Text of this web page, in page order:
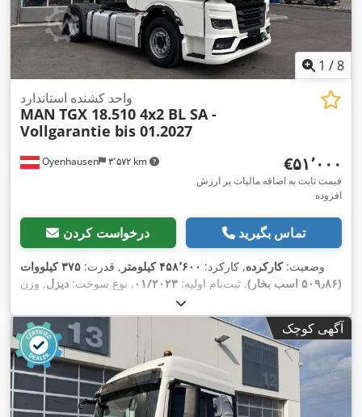
1 /8
Oyenhausen ۳٬۵۷۲ km
واحد کشنده استاندارد
MAN TGX 18.510 4x2 BL SA -
Vollgarantie bis 01.2027
‎€۵۱٬۰۰۰
قیمت ثابت به اضافه مالیات بر ارزش
افزوده
درخواست کردن تماس بگیرید
وضعیت:کارکرده, کارکرد: ۴۵۸٬۶۰۰ کیلومتر , قدرت:
۳۷۵ کیلووات
(۵۰۹٫۸۶ اسب بخار)
, ثبت‌نام اولیه: ۰۱/۲۰۲۳ , نوع سوخت: دیزل, وزن
, حداکثر وزن بار:
۱۸٬۰۰۰ کیلوگرم
, پیکربندی محور: 4x2 , فاصله بین دو محور:۳٬۶۰۰
میلی‌متر, رنگ:سفید , کابین راننده: , نوع چرخ‌دنده: نیمه‌خودکار,
کلاس انتشار:یورو ۶ , سیستم تعلیق: فولاد-هوا , تعداد صندلی‌ها:۲,
تجهیزات:اِی‌بی‌اِس‎, بخاری پارکینگ, تهویه مطبوع, رایانه‌ی روی برد,
سطح صدای کم, قفل دیفرانسیل, کروز کنترل, کنترل کشش
,
آگهی کوچک